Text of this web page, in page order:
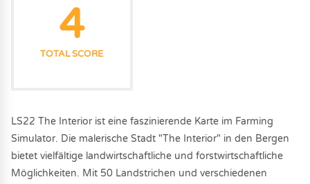
4
TOTAL SCORE
LS22 The Interior ist eine faszinierende Karte im Farming
Simulator. Die malerische Stadt "The Interior" in den Bergen
bietet vielfältige landwirtschaftliche und forstwirtschaftliche
Möglichkeiten. Mit 50 Landstrichen und verschiedenen